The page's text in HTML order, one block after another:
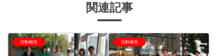
関連記事
活動報告 活動報告